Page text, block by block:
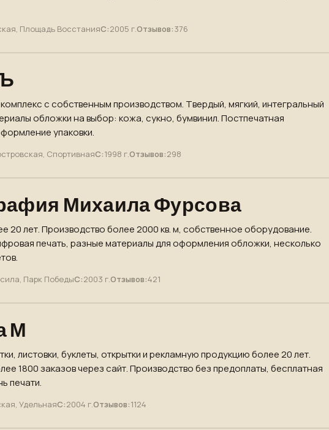
Площадь ВосстанияС:2005 г.Отзывов:376
с собственным производством. Твердый, мягкий, интегральный
обложки на выбор: кожа, сукно, бумвинил. Постпечатная
упаковки.
СпортивнаяС:1998 г.Отзывов:298
Михаила Фурсова
20 лет. Производство более 2000 кв. м, собственное оборудование.
печать, разные материалы для оформления обложки, несколько
Парк ПобедыС:2003 г.Отзывов:421
М
листовки, буклеты, открытки и рекламную продукцию более 20 лет.
1800 заказов через сайт. Производство без предоплаты, бесплатная
печати.
УдельнаяС:2004 г.Отзывов:1124